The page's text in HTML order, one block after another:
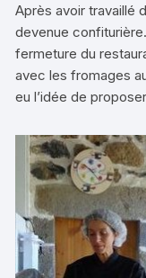
Après avoir travaillé
devenue
fermeture du
avec les fromages
eu l’idée de